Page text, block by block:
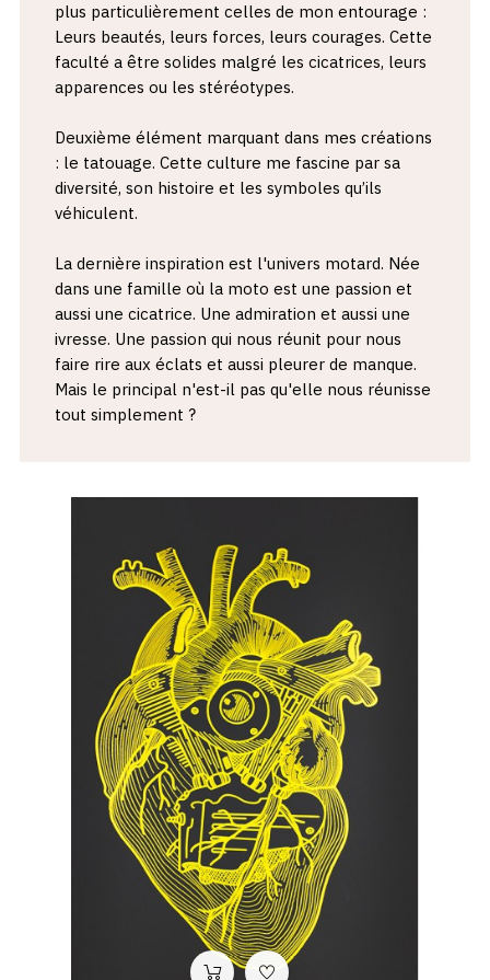
plus particulièrement celles de mon entourage :
Leurs beautés, leurs forces, leurs courages. Cette
faculté a être solides malgré les cicatrices, leurs
apparences ou les stéréotypes.
Deuxième élément marquant dans mes créations
: le tatouage. Cette culture me fascine par sa
diversité, son histoire et les symboles qu’ils
véhiculent.
La dernière inspiration est l'univers motard. Née
dans une famille où la moto est une passion et
aussi une cicatrice. Une admiration et aussi une
ivresse. Une passion qui nous réunit pour nous
faire rire aux éclats et aussi pleurer de manque.
Mais le principal n'est-il pas qu'elle nous réunisse
tout simplement ?